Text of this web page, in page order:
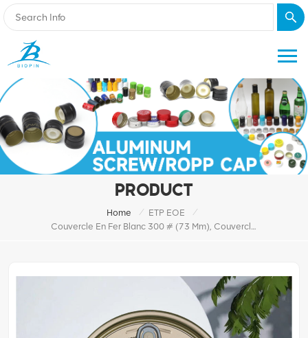
PRODUCT
Home / ETP EOE
/
Couvercle En Fer Blanc 300 # (73 Mm), Couvercle Rond À Extrémité Ouverte Facile Et Personnalisé, Entièrement Ouvert